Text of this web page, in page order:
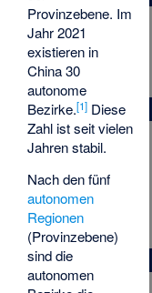
Provinzebene. Im
Jahr 2021
existieren in
China 30
autonome
Bezirke.[1] Diese
Zahl ist seit vielen
Jahren stabil.
Nach den fünf
autonomen
Regionen
(Provinzebene)
sind die
autonomen